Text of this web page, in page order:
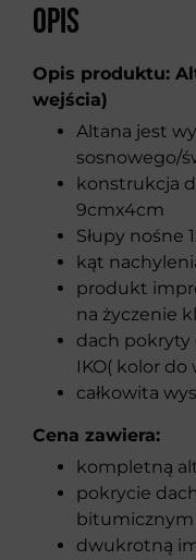
Opis
Opis produktu:
wejścia)
Altana jest
sosnowego/
konstrukcja
9cmx4cm
Słupy nośne
kąt
produkt
na życzenie
dach
IKO( kolor do
całkowita
Cena zawiera:
kompletną
pokrycie
bitumicznym
dwukrotną